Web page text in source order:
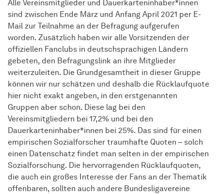
Alle Vereinsmitglieder und Dauerkarteninhaber*innen
sind zwischen Ende März und An­fang April 2021 per E-
Mail zur Teil­nah­me an der Be­fra­gung aufgerufen
worden. Zusätzlich haben wir alle Vorsitzenden der
offiziellen Fanclubs in deutsch­sprachigen Ländern
gebeten, den Befragungslink an ih­re Mitglieder
weiterzuleiten. Die Grundgesamtheit in dieser Gruppe
kön­nen wir nur schätzen und deshalb die Rücklaufquote
hier nicht exakt angeben, in den erstgenannten
Gruppen aber schon. Diese lag bei den
Vereinsmitgliedern bei 17,2% und bei den
Dauerkarteninhaber*innen bei 25%. Das sind für einen
empirischen Sozialforscher traumhafte Quoten – solch
einen Datenschatz findet man selten in der empirischen
Sozialforschung. Die her­vor­ragen­den Rücklaufquoten,
die auch ein großes In­te­res­se­ der Fans an der Thematik
offenbaren, sollten auch andere Bundesligavereine